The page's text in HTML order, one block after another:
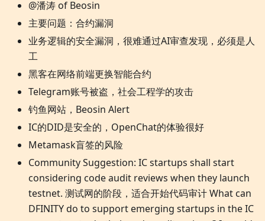
@潘涛 of Beosin
主要问题：合约漏洞
业务逻辑的安全漏洞，很难通过AI审查发现，必须是人
工
黑客在网络前端更换智能合约
Telegram账号被盗，社会工程学的攻击
钓鱼网站，Beosin Alert
IC的DID是安全的，OpenChat的体验很好
Metamask盲签的风险
Community Suggestion: IC startups shall start
considering code audit reviews when they launch
testnet. 测试网的阶段，适合开始代码审计 What can
DFINITY do to support emerging startups in the IC